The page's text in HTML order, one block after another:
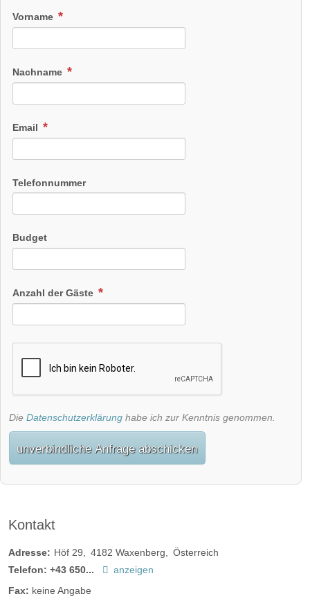
Vorname
Nachname
Email
Telefonnummer
Budget
Anzahl der Gäste
Die Datenschutzerklärung habe ich zur Kenntnis genommen.
unverbindliche Anfrage abschicken
Kontakt
Adresse: Höf 29 4182 Waxenberg
Österreich
Telefon: +43 650...
anzeigen
Fax: keine Angabe